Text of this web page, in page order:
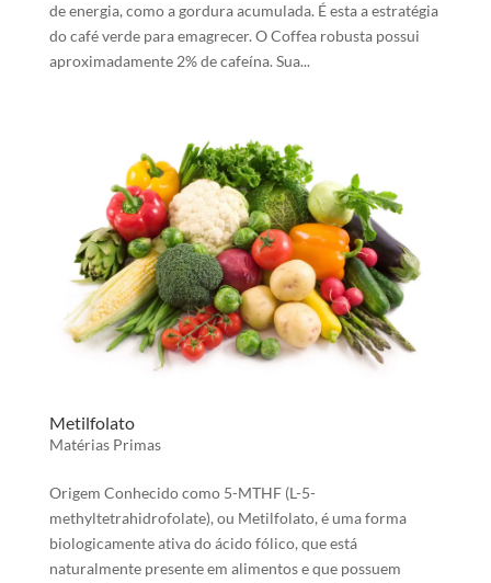
de energia, como a gordura acumulada. É esta a estratégia
do café verde para emagrecer. O Coffea robusta possui
aproximadamente 2% de cafeína. Sua...
Metilfolato
Matérias Primas
Origem Conhecido como 5-MTHF (L-5-
methyltetrahidrofolate), ou Metilfolato, é uma forma
biologicamente ativa do ácido fólico, que está
naturalmente presente em alimentos e que possuem